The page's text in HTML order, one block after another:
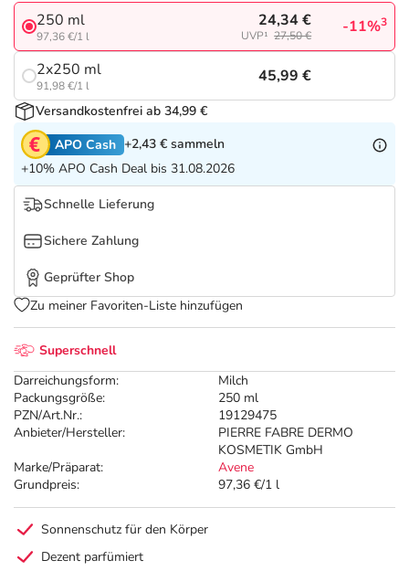
Tierapotheke
Vitamine & Mineralstoffe
Marken
Täglich gut versorgt
Salus Deals
Superschnell
Darreichungsform:
Milch
Packungsgröße:
250 ml
PZN/Art.Nr.:
19129475
Anbieter/Hersteller:
PIERRE FABRE DERMO
KOSMETIK GmbH
Marke/Präparat:
Avene
Grundpreis:
97,36 €/1 l
250 ml
97,36 €/1 l
24,34 €
UVP¹ 27,50 € -11%3
2x250 ml
91,98 €/1 l
45,99 €
Versandkostenfrei ab 34,99 €
APO Cash +2,43 € sammeln
+10% APO Cash Deal bis 31.08.2026
Schnelle Lieferung
Sichere Zahlung
Geprüfter Shop
Zu meiner Favoriten-Liste hinzufügen
Sonnenschutz für den Körper
Dezent parfümiert